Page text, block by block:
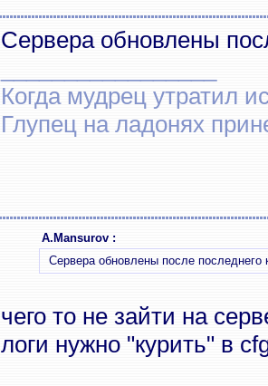
Сервера обновлены
Когда мудрец утратил
Глупец на ладонях
A.Mansurov :
Сервера обновлены после последнего
чего то не зайти на
логи нужно "курить" в